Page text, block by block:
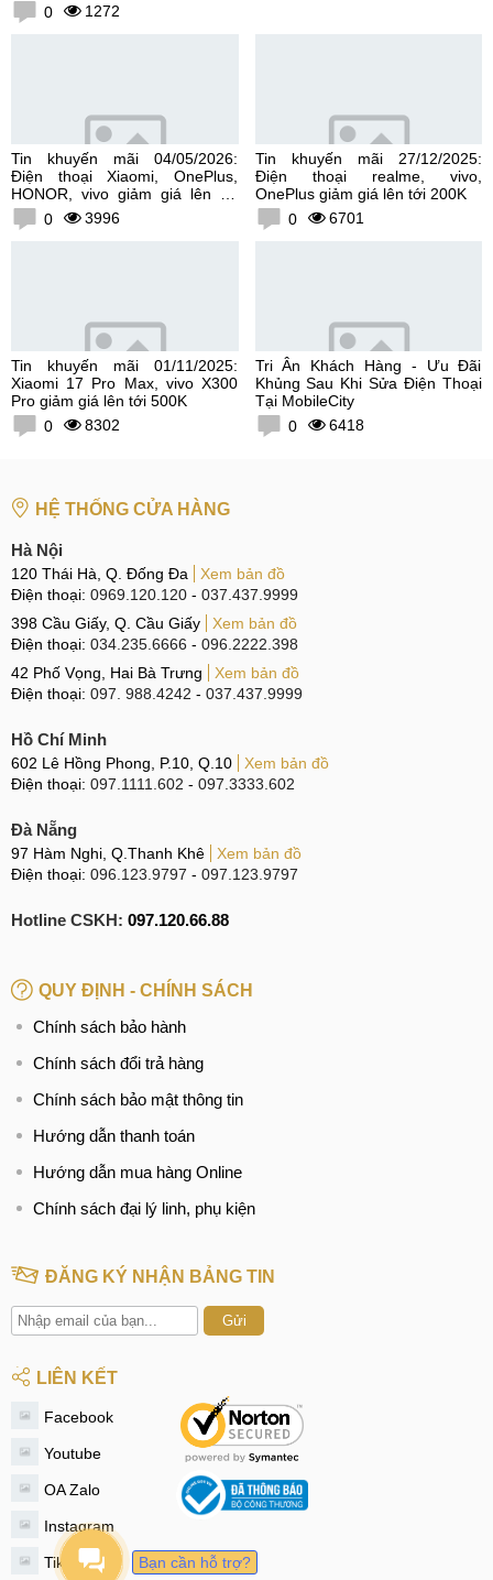
0 1272
Tin khuyến mãi 04/05/2026:
Điện thoại Xiaomi, OnePlus,
HONOR, vivo giảm giá lên tới
300K0 3996
Tin khuyến mãi 27/12/2025:
Điện thoại realme, vivo,
OnePlus giảm giá lên tới 200K
0
6701
Tin khuyến mãi 01/11/2025:
Xiaomi 17 Pro Max, vivo X300
Pro giảm giá lên tới 500K
0
8302
Tri Ân Khách Hàng - Ưu Đãi
Khủng Sau Khi Sửa Điện Thoại
Tại MobileCity
0
6418
HỆ THỐNG CỬA HÀNG
Hà Nội
120 Thái Hà, Q. Đống Đa
Xem bản đồ
Điện thoại: 0969.120.120 - 037.437.9999
398 Cầu Giấy, Q. Cầu Giấy
Xem bản đồ
Điện thoại: 034.235.6666 - 096.2222.398
42 Phố Vọng, Hai Bà Trưng
Xem bản đồ
Điện thoại: 097. 988.4242 - 037.437.9999
Hồ Chí Minh
602 Lê Hồng Phong, P.10, Q.10
Xem bản đồ
Điện thoại: 097.1111.602 - 097.3333.602
Đà Nẵng
97 Hàm Nghi, Q.Thanh Khê
Xem bản đồ
Điện thoại: 096.123.9797 - 097.123.9797
Hotline CSKH: 097.120.66.88
QUY ĐỊNH - CHÍNH SÁCH
Chính sách bảo hành
Chính sách đổi trả hàng
Chính sách bảo mật thông tin
Hướng dẫn thanh toán
Hướng dẫn mua hàng Online
Chính sách đại lý linh, phụ kiện
ĐĂNG KÝ NHẬN BẢNG TIN
Gửi
LIÊN KẾT
Facebook
Youtube
OA Zalo
Instagram
Tiktok Bạn cần hỗ trợ?